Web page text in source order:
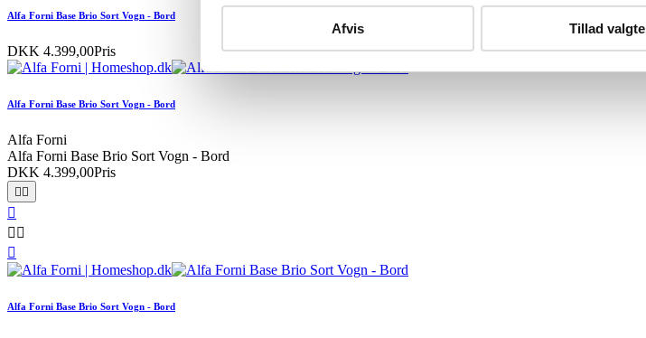
Afvis Tillad valgte
Alfa Forni Base Brio Sort Vogn - Bord
DKK 4.399,00Pris
Alfa Forni Base Brio Sort Vogn - Bord
Alfa Forni
Alfa Forni Base Brio Sort Vogn - Bord
DKK 4.399,00Pris
 

 

Alfa Forni Base Brio Sort Vogn - Bord